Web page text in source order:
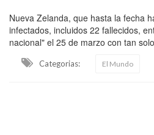
Nueva Zelanda, que hasta la fecha
infectados, incluidos 22 fallecidos,
nacional" el 25 de marzo con tan
Categorias: El Mundo